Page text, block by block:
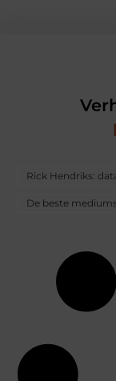
Rick Hendriks:
De beste